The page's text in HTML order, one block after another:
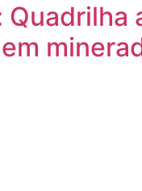
Quadrilha